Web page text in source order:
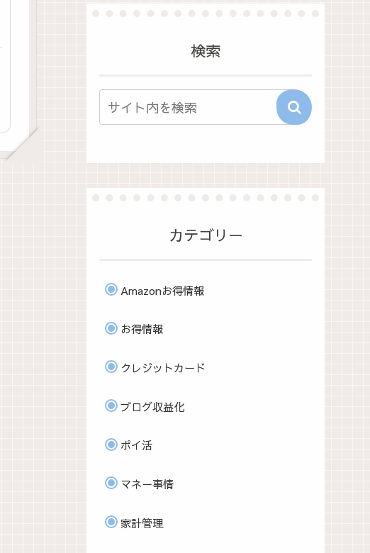
検索
カテゴリー
Amazonお得情報
お得情報
クレジットカード
ブログ収益化
ポイ活
マネー事情
家計管理